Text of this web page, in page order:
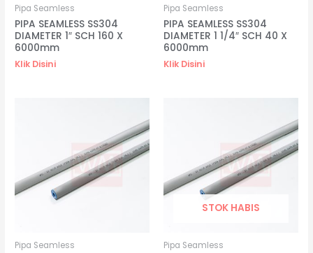
Pipa Seamless
PIPA SEAMLESS SS304
DIAMETER 1″ SCH 160 X
6000mm
Klik Disini
Pipa Seamless
PIPA SEAMLESS SS304
DIAMETER 1 1/4″ SCH 40 X
6000mm
Klik Disini
Pipa Seamless
STOK HABIS
Pipa Seamless